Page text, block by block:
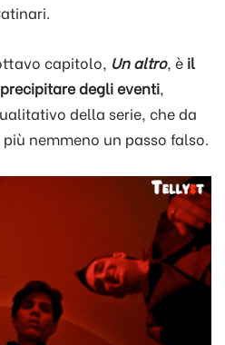
capitolo, Un altro, è il
degli eventi,
della serie, che da
nemmeno un passo falso.